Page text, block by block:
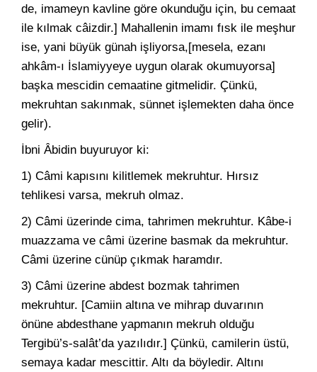
de, imameyn kavline göre okunduğu için, bu cemaat
ile kılmak câizdir.] Mahallenin imamı fısk ile meşhur
ise, yani büyük günah işliyorsa,[mesela, ezanı
ahkâm-ı İslamiyyeye uygun olarak okumuyorsa]
başka mescidin cemaatine gitmelidir. Çünkü,
mekruhtan sakınmak, sünnet işlemekten daha önce
gelir).
İbni Âbidin buyuruyor ki:
1) Câmi kapısını kilitlemek mekruhtur. Hırsız
tehlikesi varsa, mekruh olmaz.
2) Câmi üzerinde cima, tahrimen mekruhtur. Kâbe-i
muazzama ve câmi üzerine basmak da mekruhtur.
Câmi üzerine cünüp çıkmak haramdır.
3) Câmi üzerine abdest bozmak tahrimen
mekruhtur. [Camiin altına ve mihrap duvarının
önüne abdesthane yapmanın mekruh olduğu
Tergibü’s-salât’da yazılıdır.] Çünkü, camilerin üstü,
semaya kadar mescittir. Altı da böyledir. Altını